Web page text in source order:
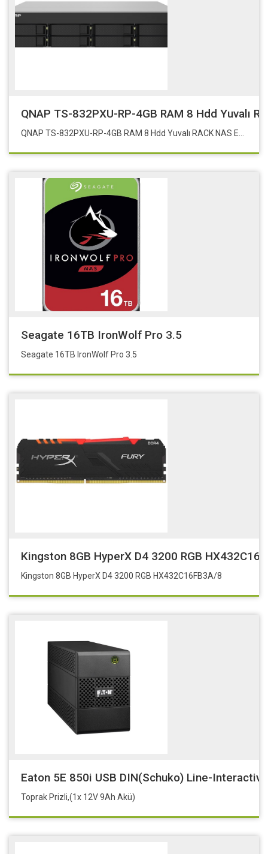
QNAP TS-832PXU-RP-4GB RAM 8 Hdd Yuvalı
Seagate 16TB IronWolf Pro 3.5
Seagate 16TB IronWolf Pro 3.5
Kingston 8GB HyperX D4 3200 RGB
Kingston 8GB HyperX D4 3200 RGB HX432C16FB3A/8
Eaton 5E 850i USB DIN(Schuko) Line-
Toprak Prizli,(1x 12V 9Ah Akü)